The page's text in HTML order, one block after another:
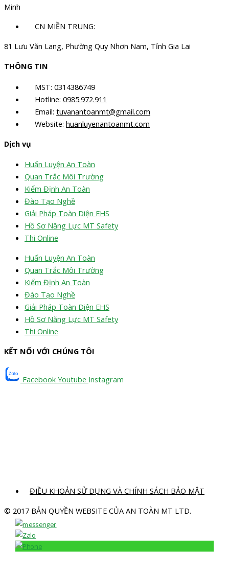
Minh
CN MIỀN TRUNG:
81 Lưu Văn Lang, Phường Quy Nhơn Nam, Tỉnh Gia Lai
THÔNG TIN
MST: 0314386749
Hotline: 0985.972.911
Email: tuvanantoanmt@gmail.com
Website: huanluyenantoanmt.com
Dịch vụ
Huấn Luyện An Toàn
Quan Trắc Môi Trường
Kiểm Định An Toàn
Đào Tạo Nghề
Giải Pháp Toàn Diện EHS
Hồ Sơ Năng Lực MT Safety
Thi Online
Huấn Luyện An Toàn
Quan Trắc Môi Trường
Kiểm Định An Toàn
Đào Tạo Nghề
Giải Pháp Toàn Diện EHS
Hồ Sơ Năng Lực MT Safety
Thi Online
KẾT NỐI VỚI CHÚNG TÔI
Facebook Youtube Instagram
ĐIỀU KHOẢN SỬ DỤNG VÀ CHÍNH SÁCH BẢO MẬT
© 2017 BẢN QUYỀN WEBSITE CỦA AN TOÀN MT LTD.